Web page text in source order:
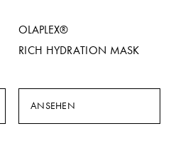
OLAPLEX®
RICH HYDRATION MASK
ANSEHEN